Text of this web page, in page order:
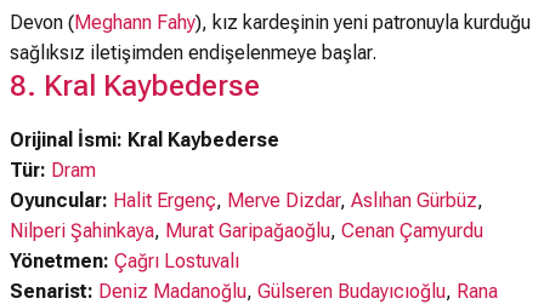
Devon (Meghann Fahy), kız kardeşinin yeni patronuyla kurduğu
sağlıksız iletişimden endişelenmeye başlar.
8. Kral Kaybederse
Orijinal İsmi: Kral Kaybederse
Tür: Dram
Oyuncular: Halit Ergenç, Merve Dizdar, Aslıhan Gürbüz,
Nilperi Şahinkaya, Murat Garipağaoğlu, Cenan Çamyurdu
Yönetmen: Çağrı Lostuvalı
Senarist: Deniz Madanoğlu, Gülseren Budayıcıoğlu, Rana